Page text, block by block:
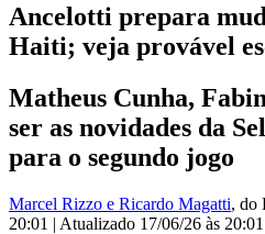
Ancelotti prepara
Haiti; veja provável
Matheus Cunha,
ser as novidades da
para o segundo jogo
Marcel Rizzo e Ricardo Magatti, do
20:01 | Atualizado 17/06/26 às 20:01